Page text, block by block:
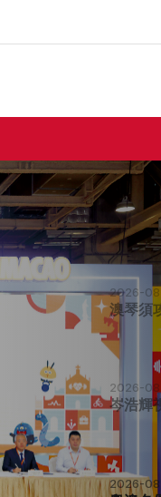
澳琴須
2026-
岑浩輝
2026-
粵澳名
2026-
澳上半
2026-